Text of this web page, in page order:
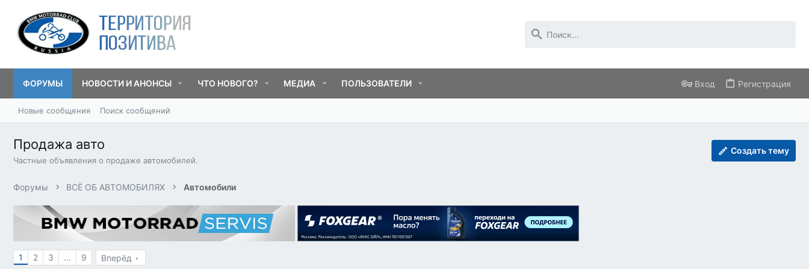
ФОРУМЫ НОВОСТИ И АНОНСЫ ЧТО НОВОГО? МЕДИА ПОЛЬЗОВАТЕЛИ Вход Регистрация
Новые сообщения Поиск сообщений
Продажа авто
Частные объявления о продаже автомобилей.
Создать тему
Форумы ВСЁ ОБ АВТОМОБИЛЯХ Автомобили
1 2 3 ... 9 Вперёд